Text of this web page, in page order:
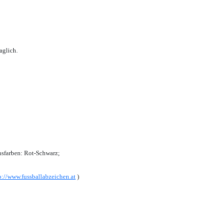
Rot-Schwarz;
www.fussballabzeichen.at )